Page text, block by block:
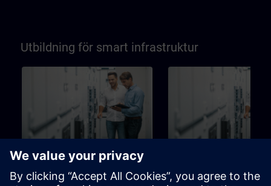
Utbildning för smart infrastruktur
126h
Utbildning för Brandtekniker
Utbildning för Komfort